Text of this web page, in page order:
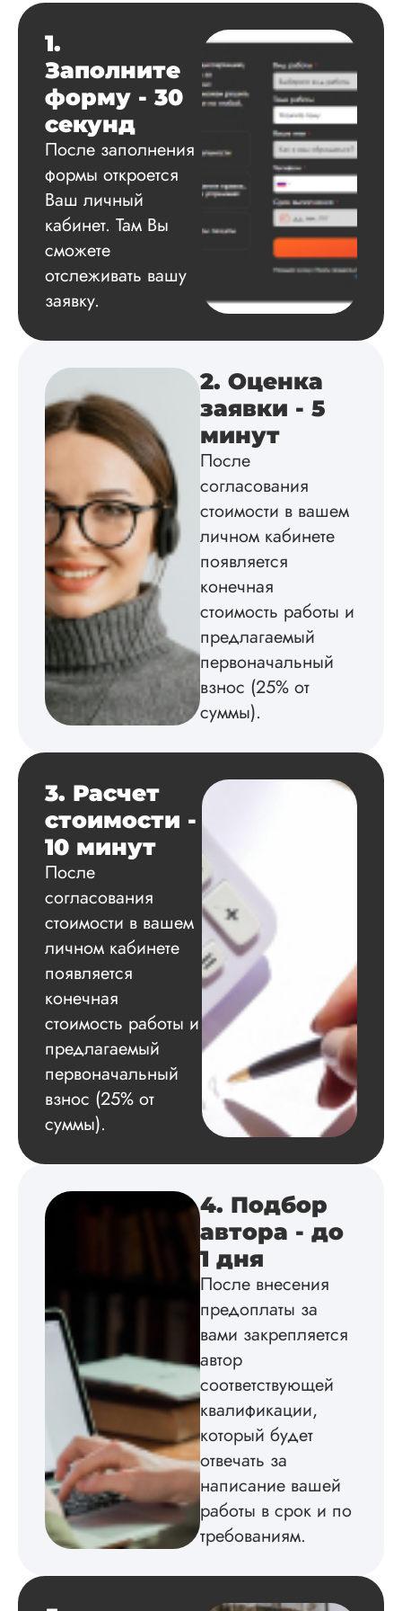
о статусе заказа.
Структура
исследования
выполнена в...
Читать полный
Данила
Вид работы:
Дата:2025-03-15
Автору огромное
спасибо за
сам подобрал
оформил и провел
подробное
экспериментов,
дальше заказывать
работы здесь.
Вид работы:
Диссертация
Дата:
структура, и
оформление.
самостоятельно
Благодарна.
Вадим
Вид работы:
Диссертация
2024-11-20
оплаты, есть
официальный
работу выполнили
сдачи,
оформили в
соответствии с
Взаимодействие с
по всем вопросам.
Благодарен.
Инна
1.
Заполните
форму - 30
секунд
После заполнения
формы откроется
Ваш личный
кабинет. Там Вы
сможете
отслеживать вашу
заявку.
2. Оценка
заявки - 5
минут
После
согласования
стоимости в вашем
личном кабинете
появляется
конечная
стоимость работы и
предлагаемый
первоначальный
взнос (25% от
суммы).
3. Расчет
стоимости -
10 минут
После
согласования
стоимости в вашем
личном кабинете
появляется
конечная
стоимость работы и
предлагаемый
первоначальный
взнос (25% от
суммы).
4. Подбор
автора - до
1 дня
После внесения
предоплаты за
вами закрепляется
автор
соответствующей
квалификации,
который будет
отвечать за
написание вашей
работы в срок и по
требованиям.